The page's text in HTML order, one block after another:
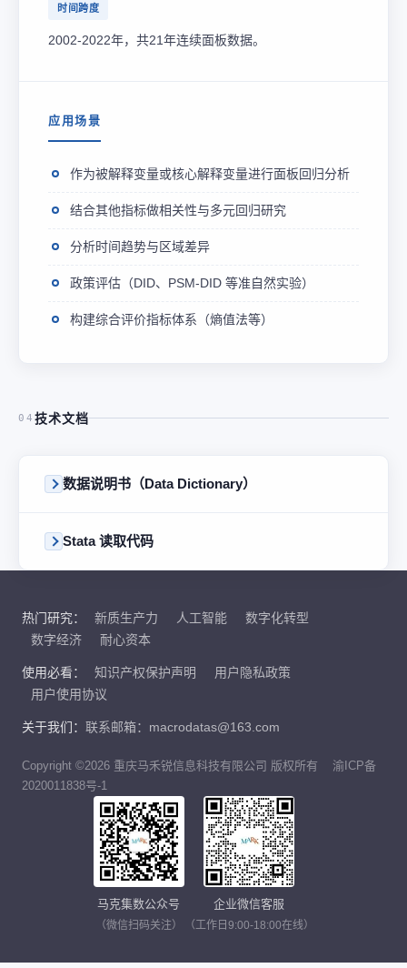
时间跨度
2002-2022年，共21年连续面板数据。
应用场景
作为被解释变量或核心解释变量进行面板回归分析
结合其他指标做相关性与多元回归研究
分析时间趋势与区域差异
政策评估（DID、PSM-DID 等准自然实验）
构建综合评价指标体系（熵值法等）
04 技术文档
数据说明书（Data Dictionary）
Stata 读取代码
热门研究： 新质生产力 人工智能
数字化转型
数字经济
耐心资本
使用必看： 知识产权保护声明
用户隐私政策
用户使用协议
关于我们： 联系邮箱：macrodatas@163.com
Copyright ©2026 重庆马禾锐信息科技有限公司 版权所有
渝ICP备
2020011838号-1
马克集数公众号
（微信扫码关注）
企业微信客服
（工作日9:00-18:00在线）